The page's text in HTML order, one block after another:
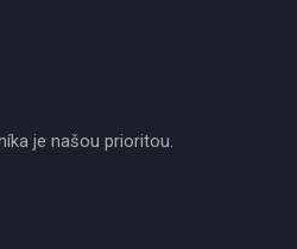
je našou prioritou.